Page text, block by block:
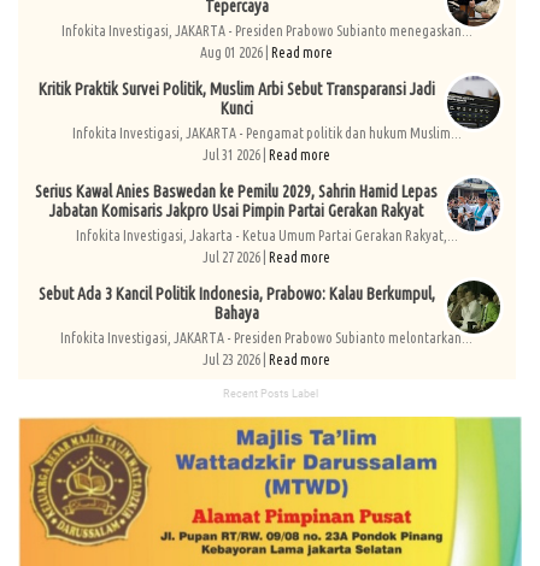
Tepercaya
Infokita Investigasi, JAKARTA - Presiden Prabowo Subianto menegaskan...
Aug 01 2026 | Read more
Kritik Praktik Survei Politik, Muslim Arbi Sebut Transparansi Jadi
Kunci
Infokita Investigasi, JAKARTA - Pengamat politik dan hukum Muslim...
Jul 31 2026 | Read more
Serius Kawal Anies Baswedan ke Pemilu 2029, Sahrin Hamid Lepas
Jabatan Komisaris Jakpro Usai Pimpin Partai Gerakan Rakyat
Infokita Investigasi, Jakarta - Ketua Umum Partai Gerakan Rakyat,...
Jul 27 2026 | Read more
Sebut Ada 3 Kancil Politik Indonesia, Prabowo: Kalau Berkumpul,
Bahaya
Infokita Investigasi, JAKARTA - Presiden Prabowo Subianto melontarkan...
Jul 23 2026 | Read more
Recent Posts Label